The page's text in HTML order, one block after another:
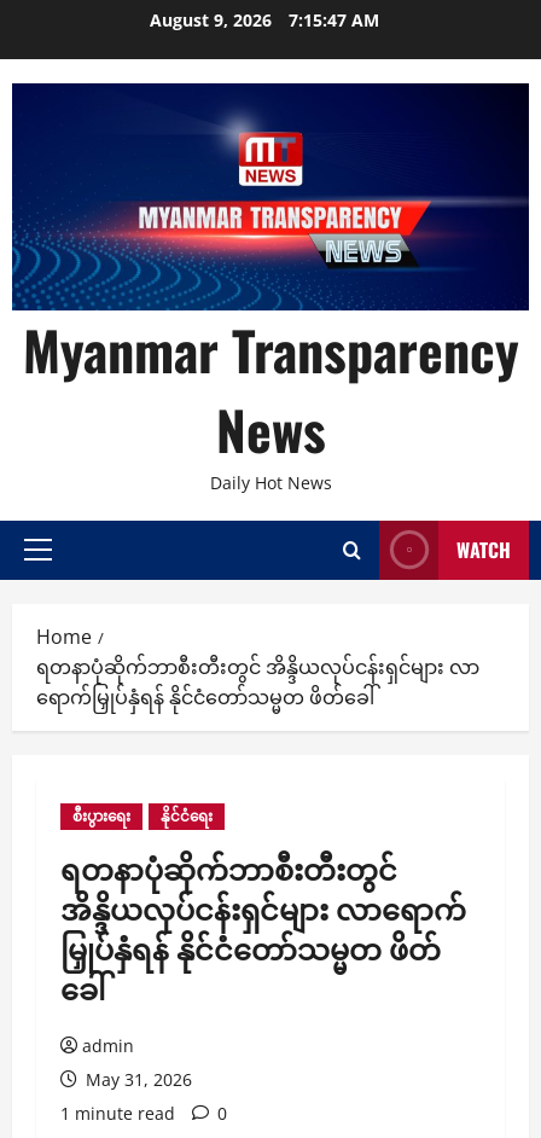
August 9, 2026 7:15:49 AM
Myanmar Transparency
News
Daily Hot News
Primary
WATCH
Home
ရတနာပုံဆိုက်ဘာစီးတီးတွင် အိန္ဒိယလုပ်ငန်းရှင်များ လာ
ရောက်မြှုပ်နှံရန် နိုင်ငံတော်သမ္မတ ဖိတ်ခေါ်
စီးပွားရေး နိုင်ငံရေး
ရတနာပုံဆိုက်ဘာစီးတီးတွင်
အိန္ဒိယလုပ်ငန်းရှင်များ လာရောက်
မြှုပ်နှံရန် နိုင်ငံတော်သမ္မတ ဖိတ်
ခေါ်
admin
May 31, 2026
1 minute read
0